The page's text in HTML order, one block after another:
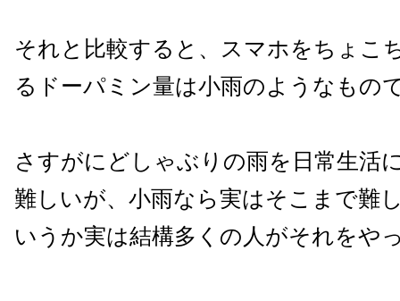
それと比較すると、スマホをちょこ
るドーパミン量は小雨のようなもの
さすがにどしゃぶりの雨を日常生活
難しいが、小雨なら実はそこまで難
いうか実は結構多くの人がそれをや